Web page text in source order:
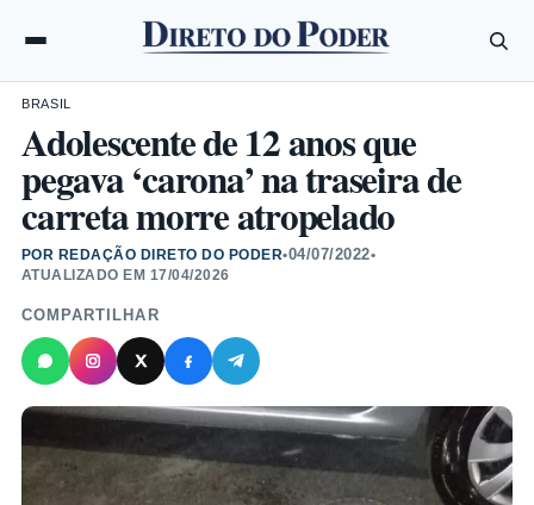
BRASIL
Adolescente de 12 anos que
pegava ‘carona’ na traseira de
carreta morre atropelado
POR REDAÇÃO DIRETO DO PODER•04/07/2022•
ATUALIZADO EM 17/04/2026
COMPARTILHAR